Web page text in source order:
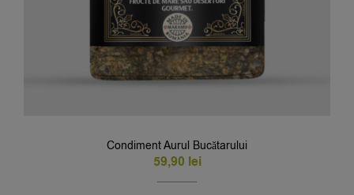
Condiment Aurul Bucătarului
59,90 lei